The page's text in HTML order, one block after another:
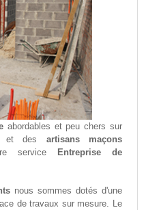
abordables et peu chers sur
et des artisans maçons
service
Entreprise de
nous sommes dotés d'une
de travaux sur mesure. Le